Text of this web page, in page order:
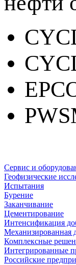
Сервис и
Геофизические
Испытания
Бурение
Заканчивание
Цементирование
Интенсификация
Механизированная
Комплексные
Интегрированные
Российские